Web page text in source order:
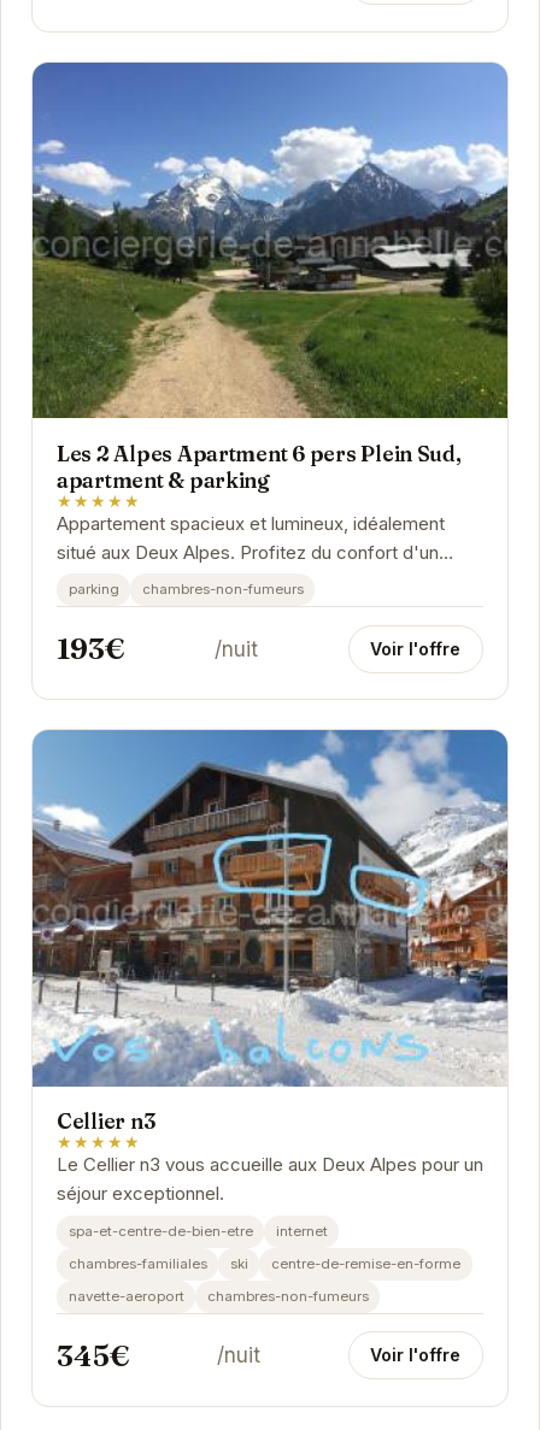
Les 2 Alpes Apartment 6 pers Plein Sud,
apartment & parking
★★★★★
Appartement spacieux et lumineux, idéalement
situé aux Deux Alpes. Profitez du confort d'un
logement tout équipé avec parking.
parking chambres-non-fumeurs
193€ /nuit Voir l'offre
Cellier n3
★★★★★
Le Cellier n3 vous accueille aux Deux Alpes pour un
séjour exceptionnel.
spa-et-centre-de-bien-etre
internet
chambres-familiales
ski
centre-de-remise-en-forme
navette-aeroport
chambres-non-fumeurs
345€ /nuit Voir l'offre